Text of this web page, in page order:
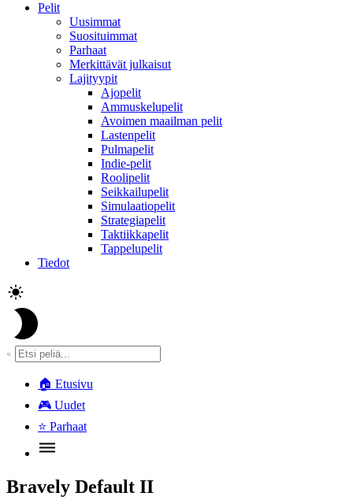
Pelit
Uusimmat
Suosituimmat
Parhaat
Merkittävät julkaisut
Lajityypit
Ajopelit
Ammuskelupelit
Avoimen maailman pelit
Lastenpelit
Pulmapelit
Indie-pelit
Roolipelit
Seikkailupelit
Simulaatiopelit
Strategiapelit
Taktiikkapelit
Tappelupelit
Tiedot
🏠 Etusivu
🎮 Uudet
⭐ Parhaat
Bravely Default II